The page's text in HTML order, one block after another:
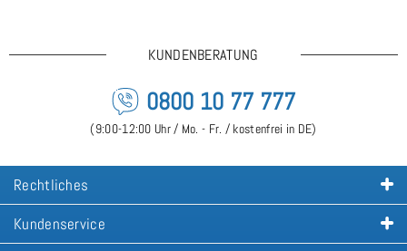
KUNDENBERATUNG
0800 10 77 777
(9:00-12:00 Uhr / Mo. - Fr. / kostenfrei in DE)
Rechtliches
Kundenservice